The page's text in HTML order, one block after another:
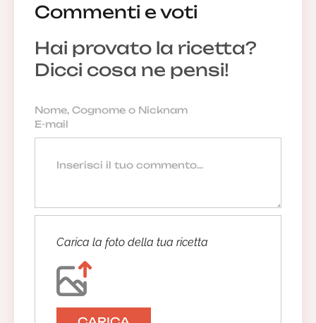
Commenti e voti
Hai provato la ricetta?
Dicci cosa ne pensi!
Carica la foto della tua ricetta